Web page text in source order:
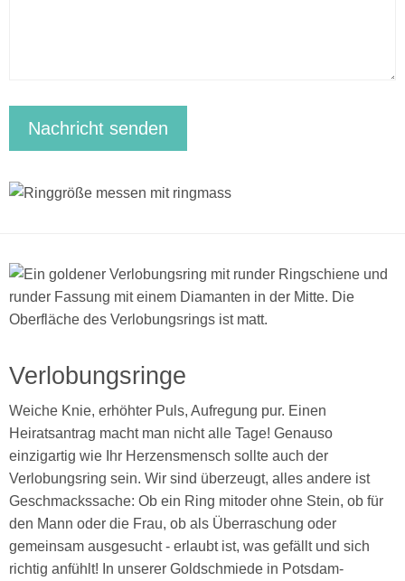
Verlobungsringe
Weiche Knie, erhöhter Puls, Aufregung pur. Einen
Heiratsantrag macht man nicht alle Tage! Genauso
einzigartig wie Ihr Herzensmensch sollte auch der
Verlobungsring sein. Wir sind überzeugt, alles andere ist
Geschmackssache: Ob ein Ring mitoder ohne Stein, ob für
den Mann oder die Frau, ob als Überraschung oder
gemeinsam ausgesucht - erlaubt ist, was gefällt und sich
richtig anfühlt! In unserer Goldschmiede in Potsdam-